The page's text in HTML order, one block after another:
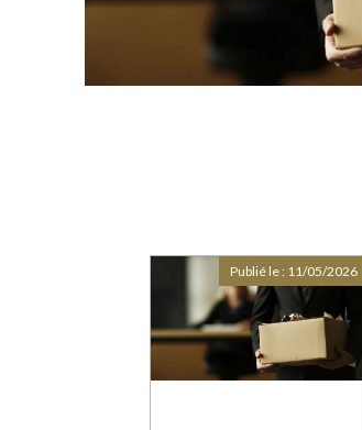
Publié le : 11/05/2026